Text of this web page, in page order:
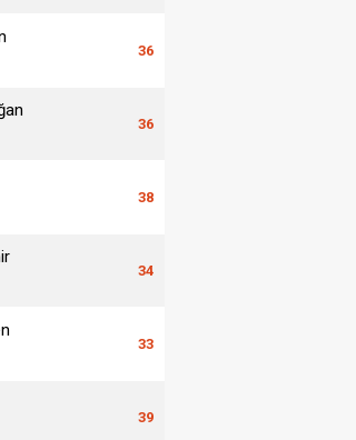
36
36
38
34
33
39